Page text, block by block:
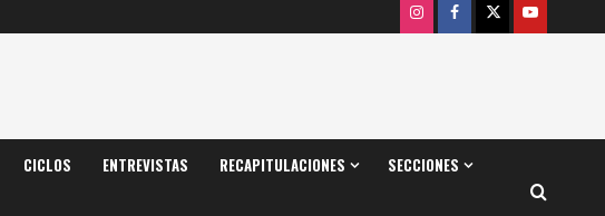
InstagramFacebook
X Youtube
CICLOS ENTREVISTAS RECAPITULACIONES SECCIONES